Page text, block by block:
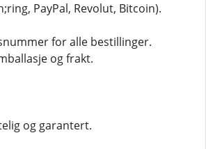
PayPal, Revolut, Bitcoin).
for alle bestillinger.
og frakt.
og garantert.